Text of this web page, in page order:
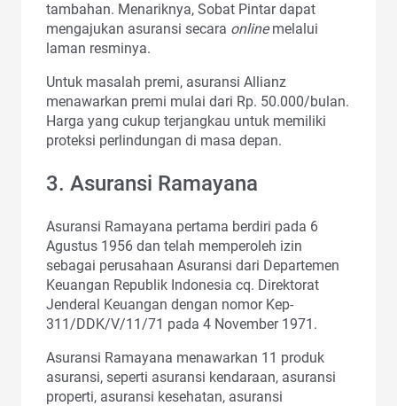
tambahan. Menariknya, Sobat Pintar dapat
mengajukan asuransi secara onlinemelalui
laman resminya.
Untuk masalah premi, asuransi Allianz
menawarkan premi mulai dari Rp. 50.000/bulan.
Harga yang cukup terjangkau untuk memiliki
proteksi perlindungan di masa depan.
3. Asuransi Ramayana
Asuransi Ramayana pertama berdiri pada 6
Agustus 1956 dan telah memperoleh izin
sebagai perusahaan Asuransi dari Departemen
Keuangan Republik Indonesia cq. Direktorat
Jenderal Keuangan dengan nomor Kep-
311/DDK/V/11/71 pada 4 November 1971.
Asuransi Ramayana menawarkan 11 produk
asuransi, seperti asuransi kendaraan, asuransi
properti, asuransi kesehatan, asuransi